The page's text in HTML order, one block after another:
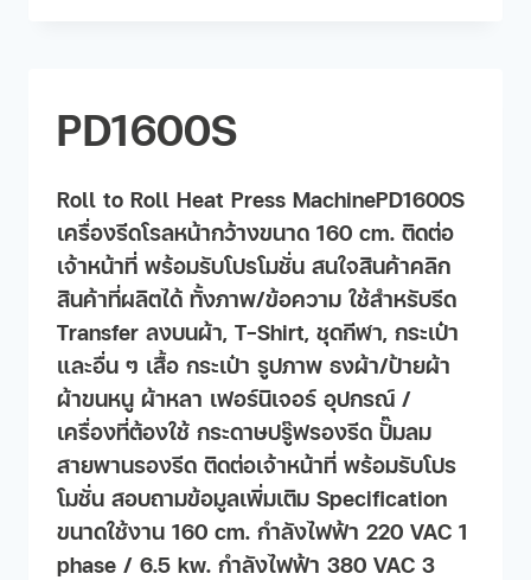
PD1600S
Roll to Roll Heat Press MachinePD1600S
เครื่องรีดโรลหน้ากว้างขนาด 160 cm. ติดต่อ
เจ้าหน้าที่ พร้อมรับโปรโมชั่น สนใจสินค้าคลิก
สินค้าที่ผลิตได้ ทั้งภาพ/ข้อความ ใช้สำหรับรีด
Transfer ลงบนผ้า, T-Shirt, ชุดกีฬา, กระเป๋า
และอื่น ๆ เสื้อ กระเป๋า รูปภาพ ธงผ้า/ป้ายผ้า
ผ้าขนหนู ผ้าหลา เฟอร์นิเจอร​์ อุปกรณ์ /
เครื่องที่ต้องใช้ กระดาษปรู๊ฟรองรีด ปั๊มลม
สายพานรองรีด ติดต่อเจ้าหน้าที่ พร้อมรับโปร
โมชั่น สอบถามข้อมูลเพิ่มเติม Specification
ขนาดใช้งาน 160 cm. กำลังไฟฟ้า 220 VAC 1
phase / 6.5 kw. กำลังไฟฟ้า 380 VAC 3